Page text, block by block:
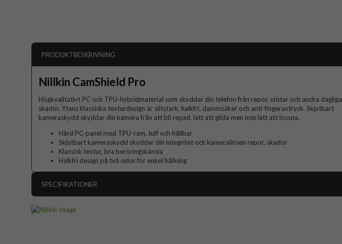
PRODUKTBESKRIVNING
Nillkin CamShield Pro
Högkvalitativt PC och TPU-hybridmaterial som skyddar din telefon från repor, stötar och andra dagliga
skador. Ytans klassiska texturdesign är slitstark, halkfri, dammsäker och anti-fingeravtryck. Skjutbart
kameraskydd skyddar din kamera från att bli repad, lätt att glida men inte lätt att lossna.
Hård PC-panel med TPU-ram, tuff och hållbar
Skjutbart kameraskydd skyddar din integritet och kameralinsen repor, skador
Klassisk textur, bra beröringskänsla
Halkfri design på två sidor för enkel hållning
SPECIFIKATIONER